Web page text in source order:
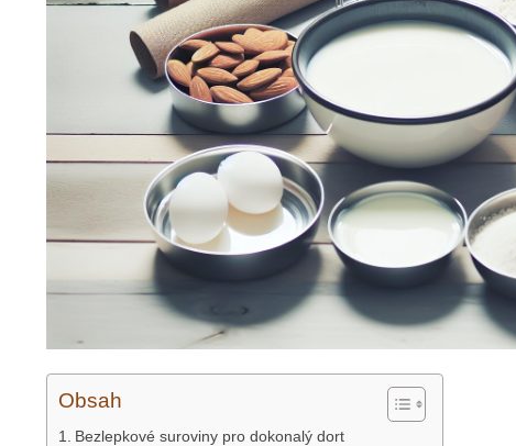
Obsah
Bezlepkové suroviny pro dokonalý dort